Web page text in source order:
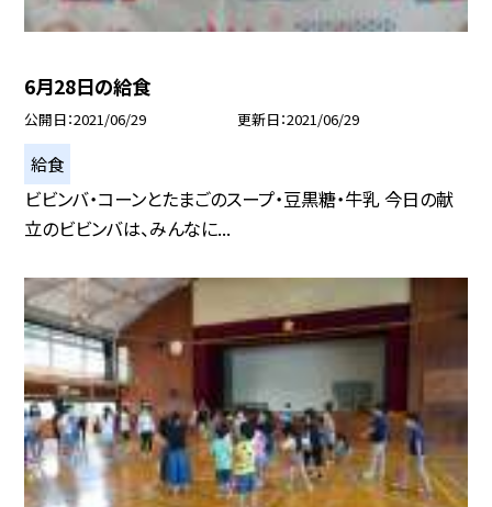
6月28日の給食
公開日 2021/06/29 更新日 2021/06/29
給食
ビビンバ・コーンとたまごのスープ・豆黒糖・牛乳 今日の献
立のビビンバは、みんなに...